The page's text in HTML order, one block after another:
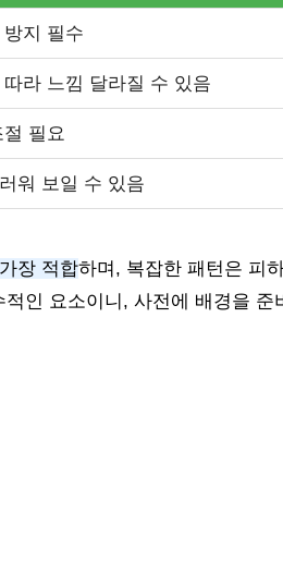
지 필수
따라 느낌 달라질 수 있음
필요
워 보일 수 있음
장 적합하며, 복잡한 패턴은 피
인 요소이니, 사전에 배경을 준